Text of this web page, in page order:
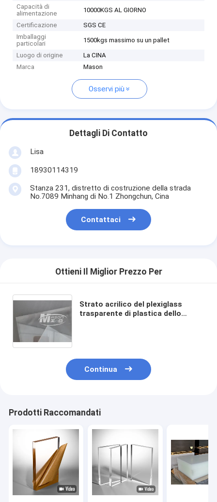
Capacità di
alimentazione
10000KGS AL GIORNO
Certificazione
SGS CE
Imballaggi
particolari
1500kgs massimo su un pallet
Luogo di origine
La CINA
Marca
Mason
Osservi più
Dettagli Di Contatto
Lisa
18930114319
Stanza 231, distretto di costruzione della strada
No.7089 Minhang di No.1 Zhongchun, Cina
Contattaci
Ottieni Il Miglior Prezzo Per
Strato acrilico del plexiglass
trasparente di plastica dello
Continua
Prodotti Raccomandati